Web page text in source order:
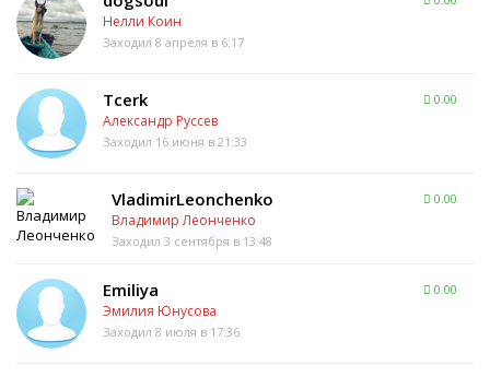
Нелли Коин
Заходил 8 апреля в 6:17
0.00
Tcerk
Александр Руссев
Заходил 16 июня в 21:33
0.00
VladimirLeonchenko
Владимир Леонченко
Заходил 3 сентября в 13:48
0.00
Emiliya
Эмилия Юнусова
Заходил 8 июля в 17:36